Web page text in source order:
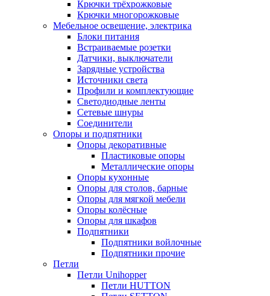
Крючки трёхрожковые
Крючки многорожковые
Мебельное освещение, электрика
Блоки питания
Встраиваемые розетки
Датчики, выключатели
Зарядные устройства
Источники света
Профили и комплектующие
Светодиодные ленты
Сетевые шнуры
Соединители
Опоры и подпятники
Опоры декоративные
Пластиковые опоры
Металлические опоры
Опоры кухонные
Опоры для столов, барные
Опоры для мягкой мебели
Опоры колёсные
Опоры для шкафов
Подпятники
Подпятники войлочные
Подпятники прочие
Петли
Петли Unihopper
Петли HUTTON